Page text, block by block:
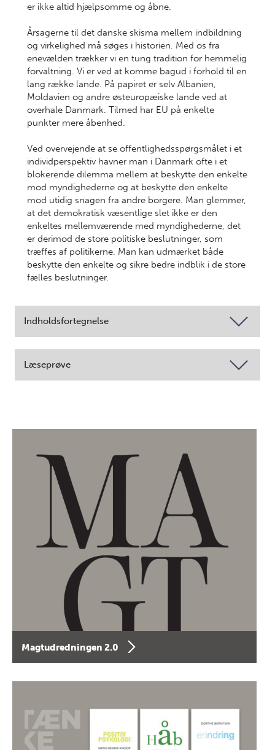
er ikke altid hjælpsomme og åbne.
Årsagerne til det danske skisma mellem indbildning
og virkelighed må søges i historien. Med os fra
enevælden trækker vi en tung tradition for hemmelig
forvaltning. Vi er ved at komme bagud i forhold til en
lang række lande. På papiret er selv Albanien,
Moldavien og andre østeuropæiske lande ved at
overhale Danmark. Tilmed har EU på enkelte
punkter mere åbenhed.
Ved overvejende at se offentlighedsspørgsmålet i et
individperspektiv havner man i Danmark ofte i et
blokerende dilemma mellem at beskytte den enkelte
mod myndighederne og at beskytte den enkelte
mod utidig snagen fra andre borgere. Man glemmer,
at det demokratisk væsentlige slet ikke er den
enkeltes mellemværende med myndighederne, det
er derimod de store politiske beslutninger, som
træffes af politikerne. Man kan udmærket både
beskytte den enkelte og sikre bedre indblik i de store
fælles beslutninger.
Indholdsfortegnelse
Læseprøve
Magtudredningen 2.0